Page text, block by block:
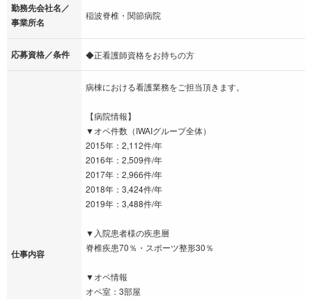
勤務先会社名／
事業所名
稲波脊椎・関節病院
応募資格／条件 ◆正看護師資格をお持ちの方
仕事内容
病棟における看護業務をご担当頂きます。
【病院情報】
▼オペ件数（IWAIグループ全体）
2015年：2,112件/年
2016年：2,509件/年
2017年：2,966件/年
2018年：3,424件/年
2019年：3,488件/年
▼入院患者様の疾患層
脊椎疾患70％・スポーツ整形30％
▼オペ情報
オペ室：3部屋